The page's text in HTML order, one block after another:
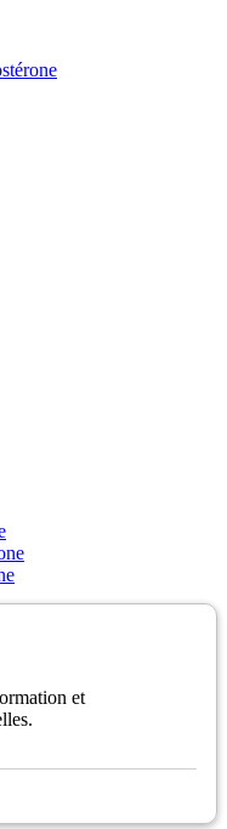
et